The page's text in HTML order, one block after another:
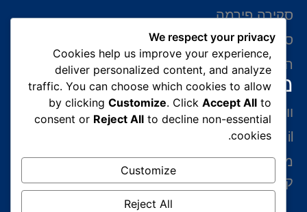
סקירה פירמה
סיפורי הצלחה
המלצות של לקוחות
מידע ליצירת קשר
ווצאפ 054-765-0002
gabriel@benatovlaw.co.il
מצדה 9 בני ברק קומה 35 מגדל ב.ס.ר 3 (מול
קניון איילון ליד הרכבת הקלה בן גוריון)
We respect your privacy
Cookies help us improve your experience,
deliver personalized content, and analyze
traffic. You can choose which cookies to allow
by clickingCustomize. ClickAccept All to
consent or Reject All to decline non-essential
cookies.
Customize
Reject All